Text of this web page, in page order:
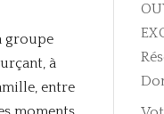
groupe
à
entre